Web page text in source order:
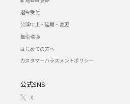
退会受付
公演中止・延期・変更
推奨環境
はじめての方へ
カスタマーハラスメントポリシー
公式SNS
X